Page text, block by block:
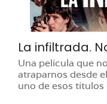
La infiltrada.
Una película que
atraparnos desde
uno de esos títulos